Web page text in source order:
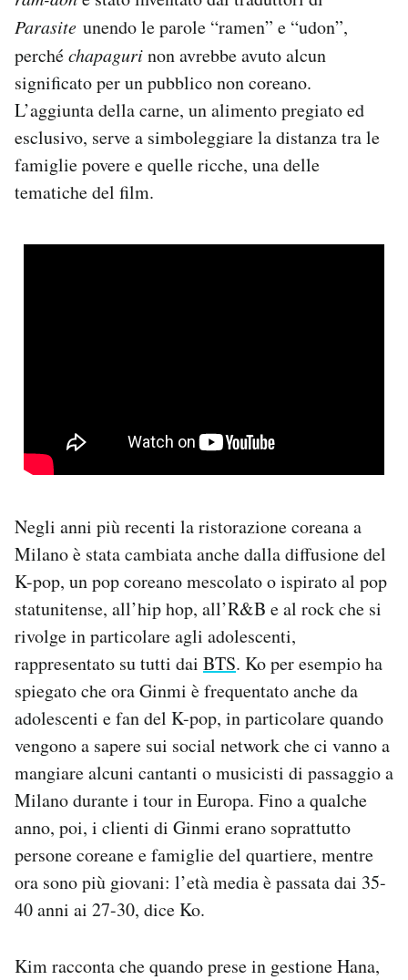
Parasite unendo le parole “ramen” e “udon”,
perchéchapagurinon avrebbe avuto alcun
significato per un pubblico non coreano.
L’aggiunta della carne, un alimento pregiato ed
esclusivo, serve a simboleggiare la distanza tra le
famiglie povere e quelle ricche, una delle
tematiche del film.
Negli anni più recenti la ristorazione coreana a
Milano è stata cambiata anche dalla diffusione del
K-pop, un pop coreano mescolato o ispirato al pop
statunitense, all’hip hop, all’R&B e al rock che si
rivolge in particolare agli adolescenti,
rappresentato su tutti dai BTS. Ko per esempio ha
spiegato che ora Ginmi è frequentato anche da
adolescenti e fan del K-pop, in particolare quando
vengono a sapere sui social network che ci vanno a
mangiare alcuni cantanti o musicisti di passaggio a
Milano durante i tour in Europa. Fino a qualche
anno, poi, i clienti di Ginmi erano soprattutto
persone coreane e famiglie del quartiere, mentre
ora sono più giovani: l’età media è passata dai 35-
40 anni ai 27-30, dice Ko.
Kim racconta che quando prese in gestione Hana,